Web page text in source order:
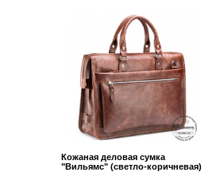
Кожаная деловая сумка
"Вильямс" (светло-коричневая)